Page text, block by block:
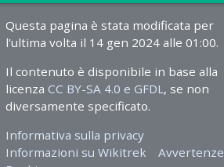
Questa pagina è stata modificata per
l'ultima volta il 14 gen 2024 alle 01:00.
Il contenuto è disponibile in base alla
licenza CC BY-SA 4.0 e GFDL , se non
diversamente specificato.
Informativa sulla privacy
Informazioni su Wikitrek
Avvertenze